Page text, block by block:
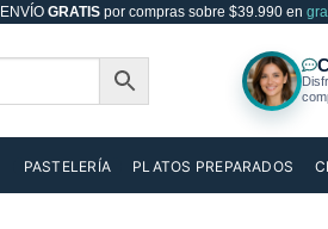
ENVÍO GRATISpor compras sobre $39.990 en
PASTELERÍA PLATOS PREPARADOS